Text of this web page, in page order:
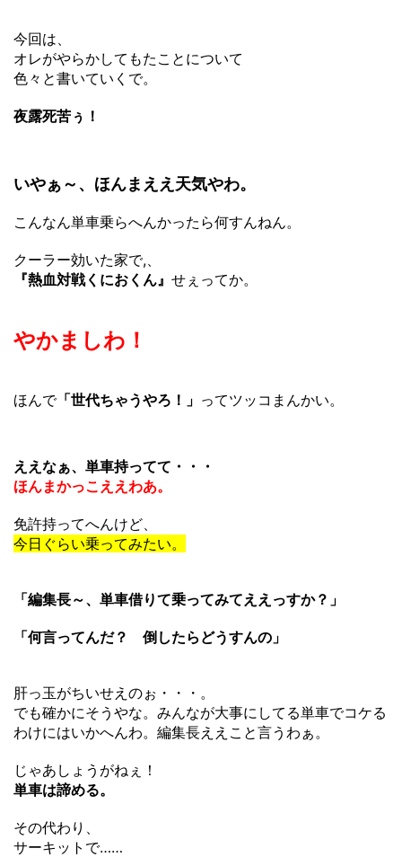
今回は、
オレがやらかしてもたことについて
色々と書いていくで。
夜露死苦ぅ！
いやぁ～、ほんまええ天気やわ。
こんなん単車乗らへんかったら何すんねん。
クーラー効いた家で,、
『熱血対戦くにおくん』 せぇってか。
やかましわ！
ほんで「世代ちゃうやろ！」 ってツッコまんかい。
ええなぁ、単車持ってて・・・
ほんまかっこええわあ。
免許持ってへんけど、
今日ぐらい乗ってみたい。
「編集長～、単車借りて乗ってみてええっすか？」
「何言ってんだ？ 倒したらどうすんの」
肝っ玉がちいせえのぉ・・・。
でも確かにそうやな。みんなが大事にしてる単車でコケる
わけにはいかへんわ。編集長ええこと言うわぁ。
じゃあしょうがねぇ！
単車は諦める。
その代わり、
サーキットで……